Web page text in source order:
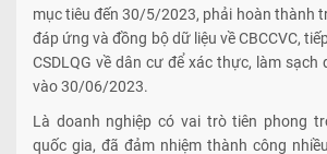
mục tiêu đến 30/5/2023, phải hoàn thành
đáp ứng và đồng bộ dữ liệu về CBCCVC,
CSDLQG về dân cư để xác thực, làm sạch
vào 30/06/2023.
Là doanh nghiệp có vai trò tiên phong
quốc gia, đã đảm nhiệm thành công